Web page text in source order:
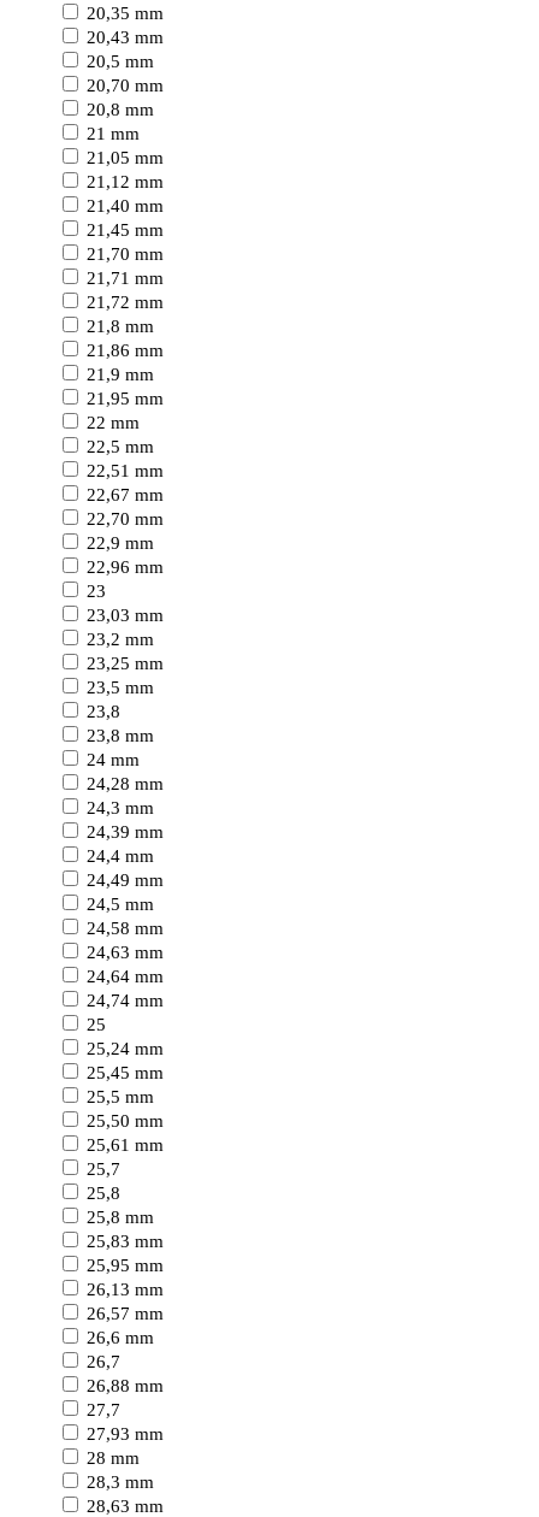
20,35 mm
20,43 mm
20,5 mm
20,70 mm
20,8 mm
21 mm
21,05 mm
21,12 mm
21,40 mm
21,45 mm
21,70 mm
21,71 mm
21,72 mm
21,8 mm
21,86 mm
21,9 mm
21,95 mm
22 mm
22,5 mm
22,51 mm
22,67 mm
22,70 mm
22,9 mm
22,96 mm
23
23,03 mm
23,2 mm
23,25 mm
23,5 mm
23,8
23,8 mm
24 mm
24,28 mm
24,3 mm
24,39 mm
24,4 mm
24,49 mm
24,5 mm
24,58 mm
24,63 mm
24,64 mm
24,74 mm
25
25,24 mm
25,45 mm
25,5 mm
25,50 mm
25,61 mm
25,7
25,8
25,8 mm
25,83 mm
25,95 mm
26,13 mm
26,57 mm
26,6 mm
26,7
26,88 mm
27,7
27,93 mm
28 mm
28,3 mm
28,63 mm